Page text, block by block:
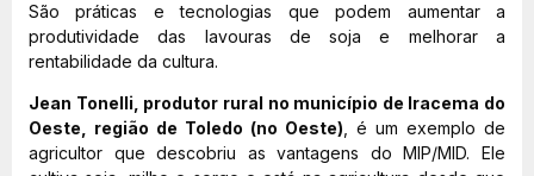
São práticas e tecnologias que podem aumentar a
produtividade das lavouras de soja e melhorar a
rentabilidade da cultura.
Jean Tonelli, produtor rural no município de Iracema do
Oeste, região de Toledo (no Oeste), é um exemplo de
agricultor que descobriu as vantagens do MIP/MID. Ele